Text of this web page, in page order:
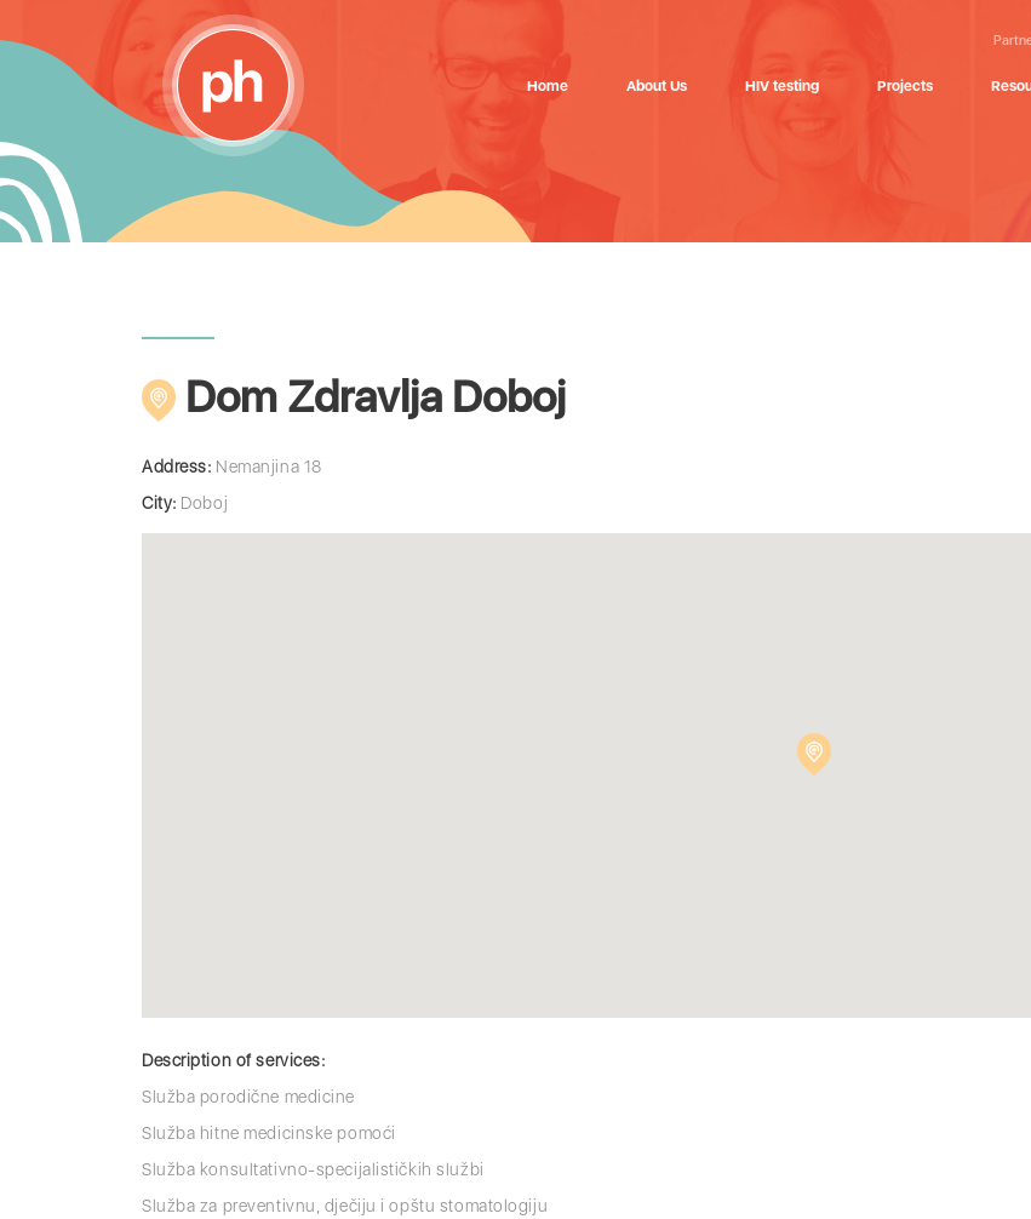
Home About Us HIV testing Projects
Dom Zdravlja Doboj
Address: Nemanjina 18
City: Doboj
Description of services:
Služba porodične medicine
Služba hitne medicinske pomoći
Služba konsultativno-specijalističkih službi
Služba za preventivnu, dječiju i opštu stomatologiju